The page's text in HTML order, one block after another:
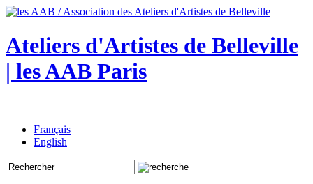
Ateliers d'Artistes de Belleville
| les AAB Paris
Français
English